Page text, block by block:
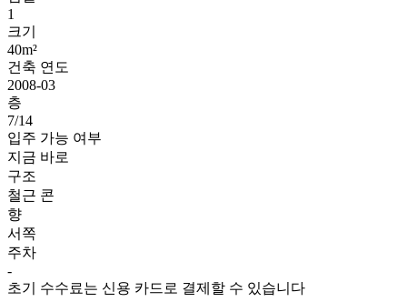
1
크기
40m²
건축 연도
2008-03
층
7/14
입주 가능 여부
지금 바로
구조
철근 콘
향
서쪽
주차
-
초기 수수료는 신용 카드로 결제할 수 있습니다